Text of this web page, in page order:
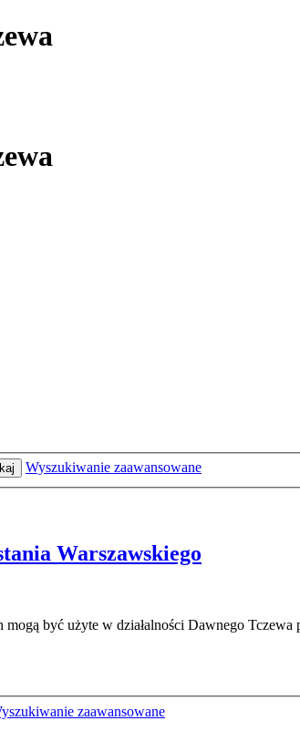
Wyszukiwanie zaawansowane
Warszawskiego
mogą być użyte w działalności Dawnego
zaawansowane